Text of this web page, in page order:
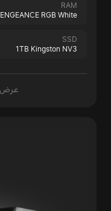
RAM
RGB White
SSD
1TB Kingston NV3
عرض